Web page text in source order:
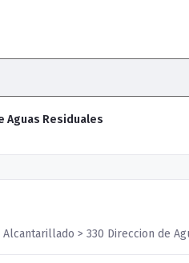
Aguas Residuales
> 330 Direccion de